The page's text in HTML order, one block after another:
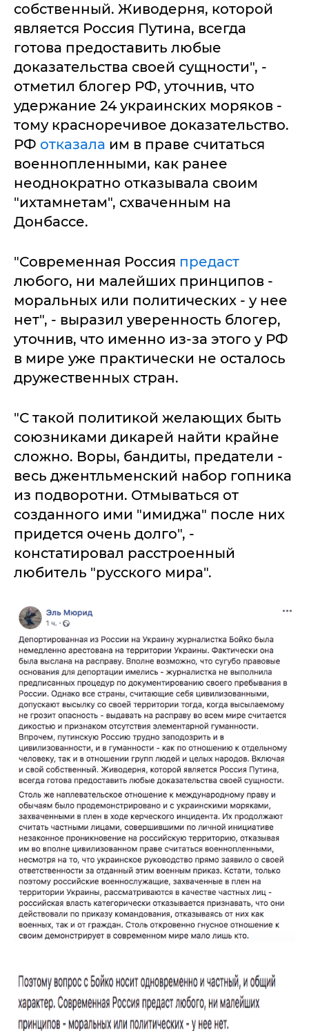
собственный. Живодерня, которой
является Россия Путина, всегда
готова предоставить любые
доказательства своей сущности", -
отметил блогер РФ, уточнив, что
удержание 24 украинских моряков -
тому красноречивое доказательство.
РФ отказала им в праве считаться
военнопленными, как ранее
неоднократно отказывала своим
"ихтамнетам", схваченным на
Донбассе.
"Современная Россия предаст
любого, ни малейших принципов -
моральных или политических - у нее
нет", - выразил уверенность блогер,
уточнив, что именно из-за этого у РФ
в мире уже практически не осталось
дружественных стран.
"С такой политикой желающих быть
союзниками дикарей найти крайне
сложно. Воры, бандиты, предатели -
весь джентльменский набор гопника
из подворотни. Отмываться от
созданного ими "имиджа" после них
придется очень долго", -
констатировал расстроенный
любитель "русского мира".